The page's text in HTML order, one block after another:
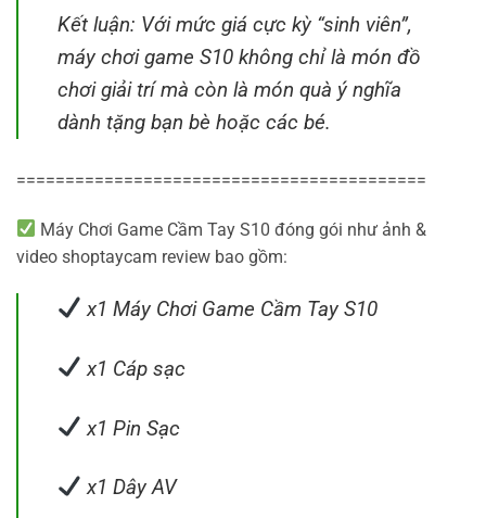
Kết luận: Với mức giá cực kỳ “sinh viên”,
máy chơi game S10 không chỉ là món đồ
chơi giải trí mà còn là món quà ý nghĩa
dành tặng bạn bè hoặc các bé.
==========================================
Máy Chơi Game Cầm Tay S10 đóng gói như ảnh &
video shoptaycam review bao gồm:
x1 Máy Chơi Game Cầm Tay S10
x1 Cáp sạc
x1 Pin Sạc
x1 Dây AV